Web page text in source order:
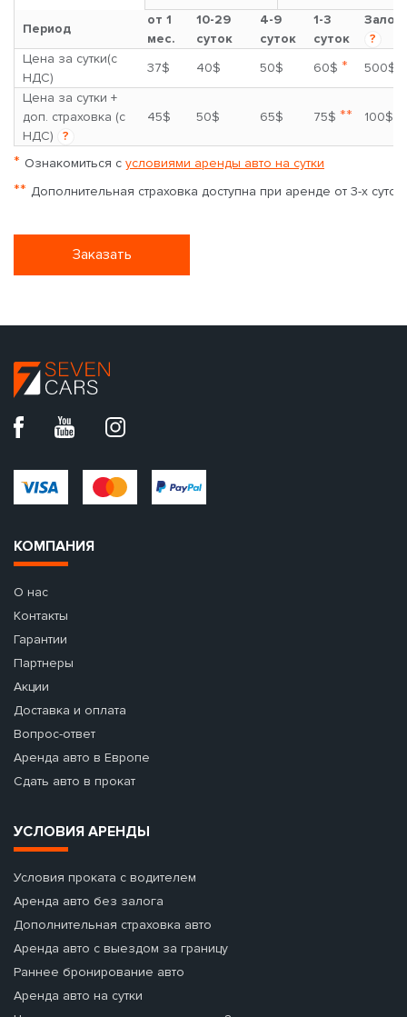
Период
от 1
мес.
10-29
суток
4-9
суток
1-3
суток
Залог
?
Цена за сутки(с
НДС)
37$ 40$ 50$ 60$ *
500$
Цена за сутки +
доп. страховка (с
НДС)
?
45$ 50$ 65$ 75$ ** 100$
* Ознакомиться с условиями аренды авто на сутки
** Дополнительная страховка доступна при аренде от 3-х суток
Заказать
КОМПАНИЯ
О нас
Контакты
Гарантии
Партнеры
Акции
Доставка и оплата
Вопрос-ответ
Аренда авто в Европе
Сдать авто в прокат
УСЛОВИЯ АРЕНДЫ
Условия проката с водителем
Аренда авто без залога
Дополнительная страховка авто
Аренда авто с выездом за границу
Раннее бронирование авто
Аренда авто на сутки